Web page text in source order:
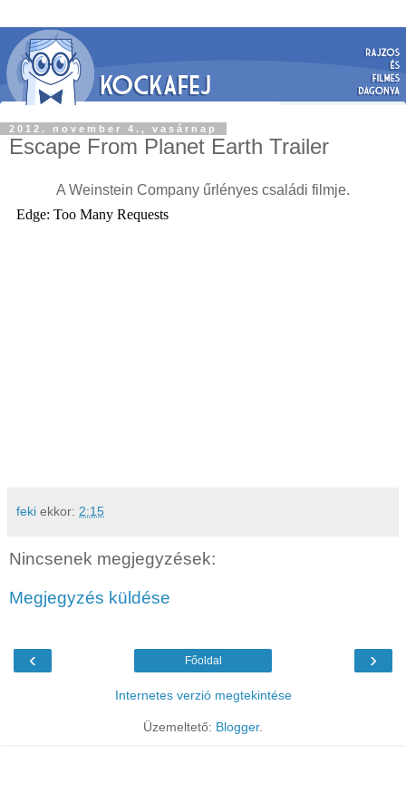
2012. november 4., vasárnap
Escape From Planet Earth Trailer
A Weinstein Company űrlényes családi filmje.
feki ekkor: 2:15
Nincsenek megjegyzések:
Megjegyzés küldése
‹ ›
Főoldal
Internetes verzió megtekintése
Üzemeltető: Blogger.